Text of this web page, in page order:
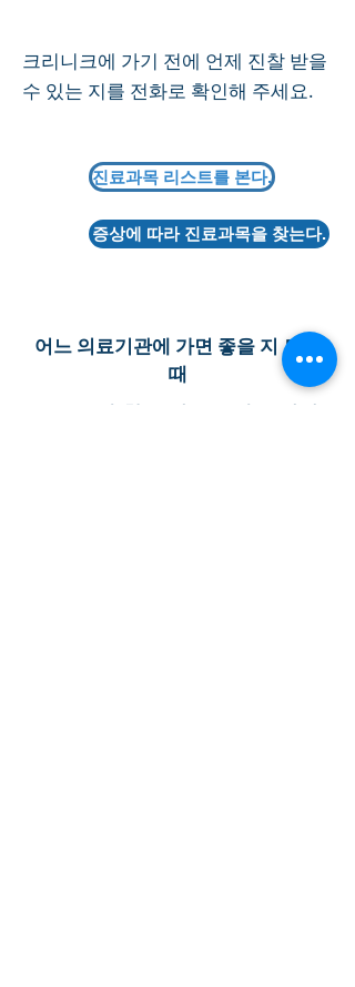
크리니크에 가기 전에 언제 진찰 받을
수 있는 지를 전화로 확인해 주세요.
진료과목 리스트를 본다.
증상에 따라 진료과목을 찾는다.
어느 의료기관에 가면 좋을 지 모를
때
AMDA가 찾는 것을 도와 드립니